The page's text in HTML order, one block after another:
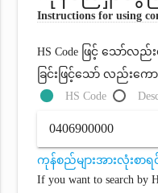
Instructions for using
HS Code ဖြင့် သော်
ခြင်းဖြင့်သော် လည်းကော
HS Code
ကုန်စည်များအားလုံးစာရ
If you want to search by